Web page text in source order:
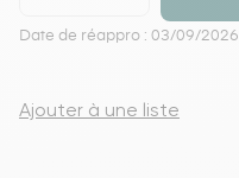
Date de réappro : 03/09/2026
Ajouter à une liste